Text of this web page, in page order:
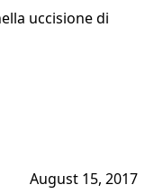
uccisione di
August 15, 2017